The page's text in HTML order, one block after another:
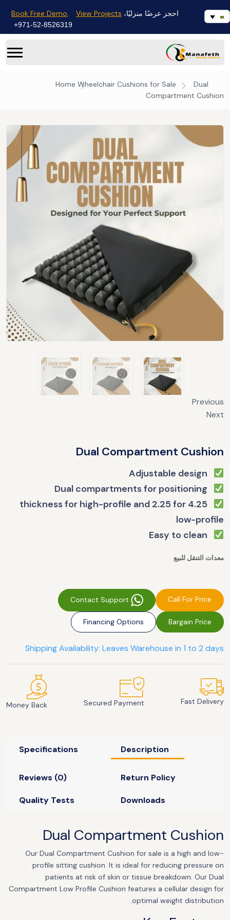
احجز عرضًا منزليًا، Book Free Demo, View Projects
971-52-8526319+
Home Wheelchair Cushions for Sale
Dual
Compartment Cushion
Previous
Next
Dual Compartment Cushion
4.25 thickness for high-profile and 2.25 for
low-profile
معدات التنقل للبيع
Call For Price
Bargain Price
Financing Options
Shipping Availability: Leaves Warehouse in 1 to 2 days
Fast Delivery
Secured Payment
Money Back
Description
Specifications
Return Policy
Reviews (0)
Downloads
Quality Tests
Dual Compartment Cushion
Our Dual Compartment Cushion for sale is a high and low-
profile sitting cushion. It is ideal for reducing pressure on
patients at risk of skin or tissue breakdown. Our Dual
Compartment Low Profile Cushion features a cellular design for
optimal weight distribution.